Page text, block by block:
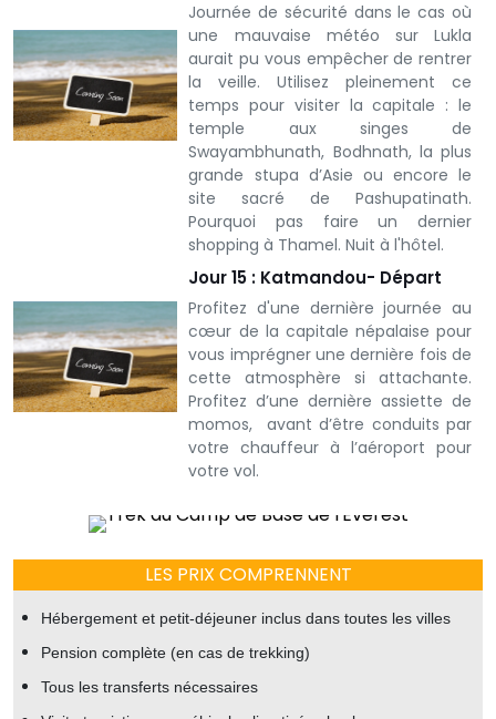
Journée de sécurité dans le cas où
une mauvaise météo sur Lukla
aurait pu vous empêcher de rentrer
la veille. Utilisez pleinement ce
temps pour visiter la capitale : le
temple aux singes de
Swayambhunath, Bodhnath, la plus
grande stupa d’Asie ou encore le
site sacré de Pashupatinath.
Pourquoi pas faire un dernier
shopping à Thamel. Nuit à l'hôtel.
Jour 15 : Katmandou- Départ
Profitez d'une dernière journée au
cœur de la capitale népalaise pour
vous imprégner une dernière fois de
cette atmosphère si attachante.
Profitez d’une dernière assiette de
momos, avant d’être conduits par
votre chauffeur à l’aéroport pour
votre vol.
LES PRIX COMPRENNENT
Hébergement et petit-déjeuner inclus dans toutes les villes
Pension complète (en cas de trekking)
Tous les transferts nécessaires